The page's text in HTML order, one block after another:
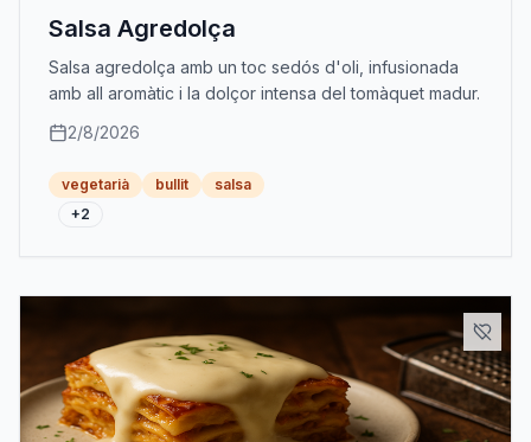
Salsa Agredolça
Salsa agredolça amb un toc sedós d'oli, infusionada
amb all aromàtic i la dolçor intensa del tomàquet madur.
2/8/2026
vegetarià bullit
salsa
+2